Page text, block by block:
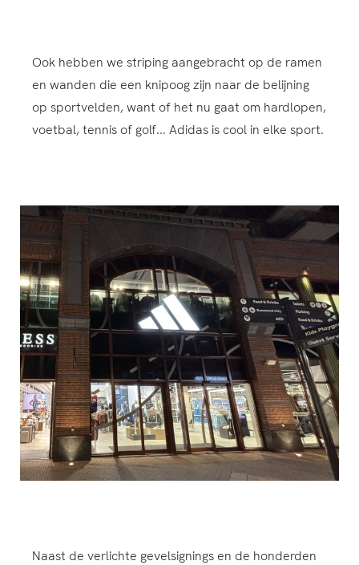
Ook hebben we striping aangebracht op de ramen
en wanden die een knipoog zijn naar de belijning
op sportvelden, want of het nu gaat om hardlopen,
voetbal, tennis of golf... Adidas is cool in elke sport.
Naast de verlichte gevelsignings en de honderden